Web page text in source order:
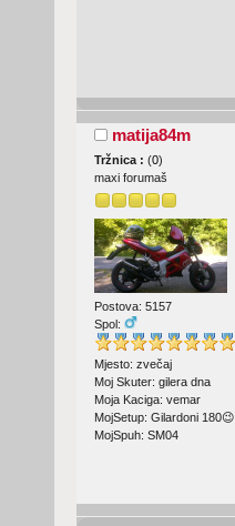
matija84m
Tržnica : (0)
maxi forumaš
Postova: 5157
Spol:
Mjesto: zvečaj
Moj Skuter: gilera dna
Moja Kaciga: vemar
MojSetup: Gilardoni 180😉
MojSpuh: SM04